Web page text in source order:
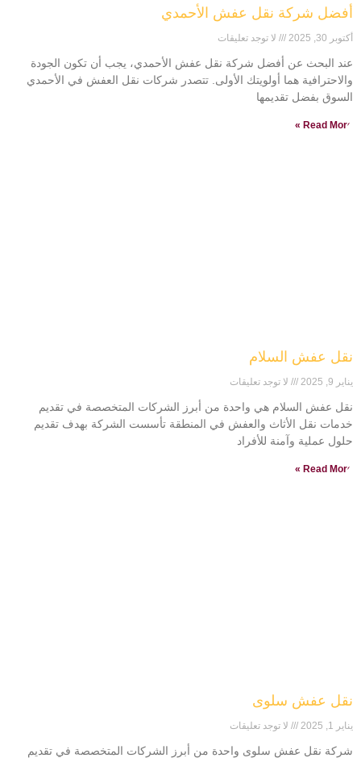
أفضل شركة نقل عفش الأحمدي
أكتوبر 30, 2025 لا توجد تعليقات
عند البحث عن أفضل شركة نقل عفش الأحمدي، يجب أن تكون الجودة
والاحترافية هما أولويتك الأولى. تتصدر شركات نقل العفش في الأحمدي
السوق بفضل تقديمها
Read More »
نقل عفش السلام
يناير 9, 2025 لا توجد تعليقات
نقل عفش السلام هي واحدة من أبرز الشركات المتخصصة في تقديم
خدمات نقل الأثاث والعفش في المنطقة تأسست الشركة بهدف تقديم
حلول عملية وآمنة للأفراد
Read More »
نقل عفش سلوى
يناير 1, 2025 لا توجد تعليقات
شركة نقل عفش سلوى واحدة من أبرز الشركات المتخصصة في تقديم